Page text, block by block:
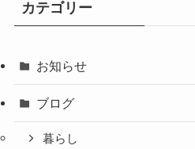
カテゴリー
お知らせ